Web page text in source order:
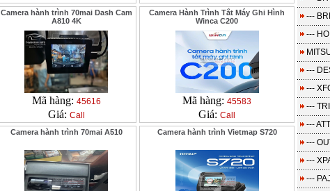
Camera hành trình 70mai Dash Cam
A810 4K
Mã hàng: 45616
Giá: Call
Camera Hành Trình Tắt Máy Ghi Hình
Winca C200
Mã hàng: 45583
Giá: Call
Camera hành trình 70mai A510 Camera hành trình Vietmap S720
---
---
---
---
---
---
---
---
---